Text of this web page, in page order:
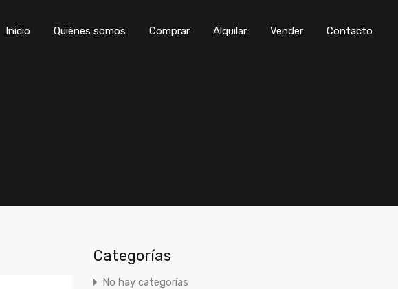
Quiénes somos Comprar Alquilar Vender Contacto
Inicio Quiénes somos Comprar Alquilar Vender Contacto
Categorías
No hay categorías